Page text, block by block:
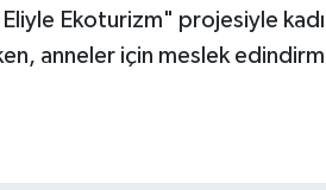
Eliyle Ekoturizm" projesiyle
anneler için meslek